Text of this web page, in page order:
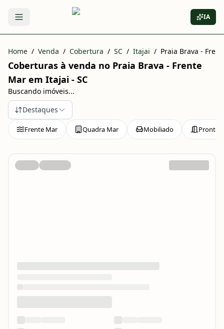
Abrir menu IA
Home / Venda / Cobertura / SC / Itajai / Praia Brava -
Coberturas à venda no Praia Brava - Frente
Mar em Itajai - SC
Buscando imóveis...
Destaques
Frente Mar Quadra Mar Mobiliado Pronto